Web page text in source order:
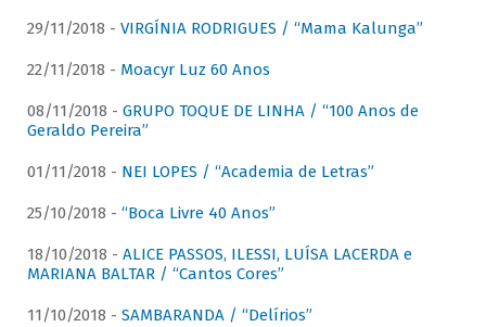
29/11/2018 - VIRGÍNIA RODRIGUES / “Mama Kalunga”
22/11/2018 - Moacyr Luz 60 Anos
08/11/2018 - GRUPO TOQUE DE LINHA / “100 Anos de
Geraldo Pereira”
01/11/2018 - NEI LOPES / “Academia de Letras”
25/10/2018 - “Boca Livre 40 Anos”
18/10/2018 - ALICE PASSOS, ILESSI, LUÍSA LACERDA e
MARIANA BALTAR / “Cantos Cores”
11/10/2018 - SAMBARANDA / “Delírios”